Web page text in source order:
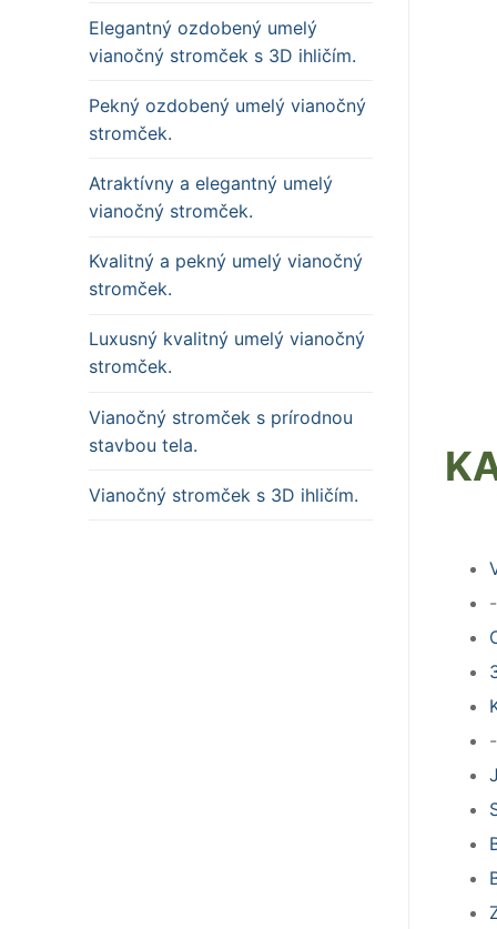
-
-
Elegantný ozdobený umelý
vianočný stromček s 3D ihličím.
Pekný ozdobený umelý vianočný
stromček.
Atraktívny a elegantný umelý
vianočný stromček.
Kvalitný a pekný umelý vianočný
stromček.
Luxusný kvalitný umelý vianočný
stromček.
Vianočný stromček s prírodnou
stavbou tela.
Vianočný stromček s 3D ihličím.